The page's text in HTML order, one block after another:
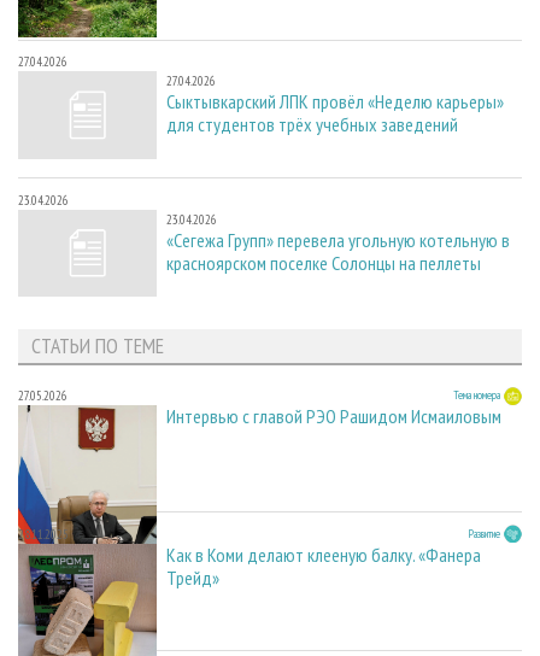
27.04.2026
27.04.2026
Сыктывкарский ЛПК провёл «Неделю карьеры»
для студентов трёх учебных заведений
23.04.2026
23.04.2026
«Сегежа Групп» перевела угольную котельную в
красноярском поселке Солонцы на пеллеты
СТАТЬИ ПО ТЕМЕ
27.05.2026 Тема номера
Интервью с главой РЭО Рашидом Исмаиловым
28.11.2025 Развитие
Как в Коми делают клееную балку. «Фанера
Трейд»